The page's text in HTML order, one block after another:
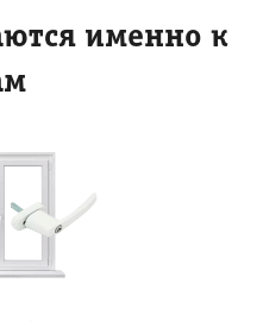
именно к